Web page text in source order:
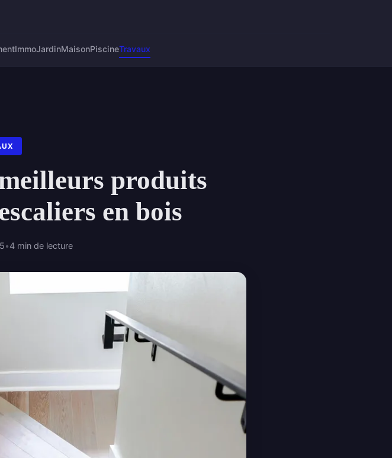
ImmoJardinMaisonPiscineTravaux
produits
en bois
•4 min de lecture